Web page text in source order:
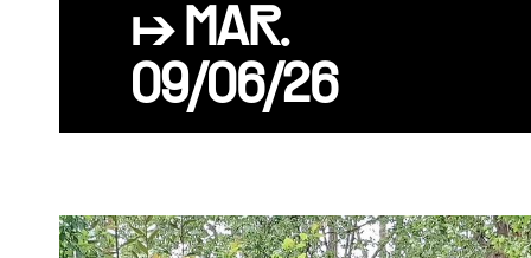
↦ MAR.
09/06/26